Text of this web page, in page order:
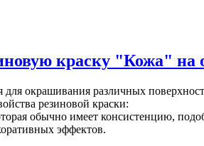
краску "Кожа" на
для окрашивания различных
резиновой краски:
обычно имеет консистенцию,
эффектов.